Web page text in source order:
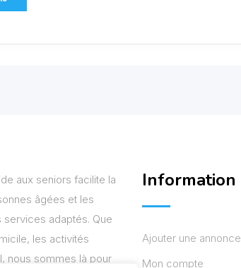
aux seniors facilite la
âgées et les
adaptés. Que
les activités
nous sommes là pour
Information
Ajouter une annonce
Mon compte